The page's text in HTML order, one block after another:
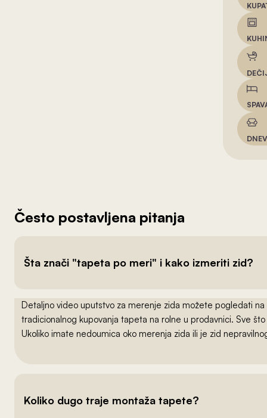
Često postavljena pitanja
Šta znači "tapeta po meri" i kako izmeriti zid?
Detaljno video uputstvo za merenje zida možete pogledati na
tradicionalnog kupovanja tapeta na rolne u prodavnici. Sve
Ukoliko imate nedoumica oko merenja zida ili je zid
Koliko dugo traje montaža tapete?